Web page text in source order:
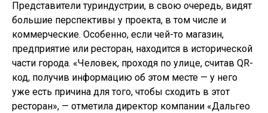
Представители туриндустрии, в свою очередь, видят
большие перспективы у проекта, в том числе и
коммерческие. Особенно, если чей-то магазин,
предприятие или ресторан, находится в исторической
части города. «Человек, проходя по улице, считав QR-
код, получив информацию об этом месте — у него
уже есть причина для того, чтобы сходить в этот
ресторан», — отметила директор компании «Дальгео